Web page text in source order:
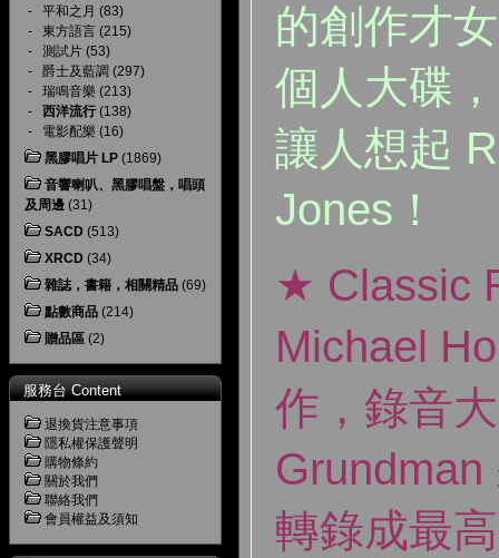
- 平和之月 (83)
- 東方語言 (215)
- 測試片 (53)
- 爵士及藍調 (297)
- 瑞鳴音樂 (213)
- 西洋流行 (138)
- 電影配樂 (16)
黑膠唱片 LP (1869)
音響喇叭、黑膠唱盤，唱頭
及周邊 (31)
SACD (513)
XRCD (34)
雜誌，書籍，相關精品 (69)
點數商品 (214)
贈品區 (2)
服務台 Content
退換貨注意事項
隱私權保護聲明
購物條約
關於我們
聯絡我們
會員權益及須知
的創作才
個人大碟
讓人想起
Jones！
★ Classic
Michael
作，錄音
轉錄成最